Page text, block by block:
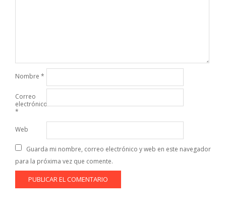
Nombre *
Correo
electrónico
*
Web
Guarda mi nombre, correo electrónico y web en este navegador
para la próxima vez que comente.